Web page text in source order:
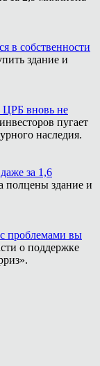
в собственности
здание и
ЦРБ вновь не
пугает
наследия.
за 1,6
полцены здание и
проблемами вы
о поддержке